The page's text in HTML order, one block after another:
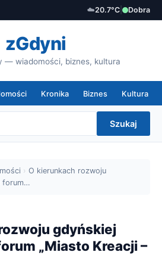
☁️20.7°C Dobra
zGdyni
— wiadomości, biznes, kultura
Kronika Biznes Kultura
Szukaj
› O kierunkach rozwoju
forum…
gdyńskiej
„Miasto Kreacji –